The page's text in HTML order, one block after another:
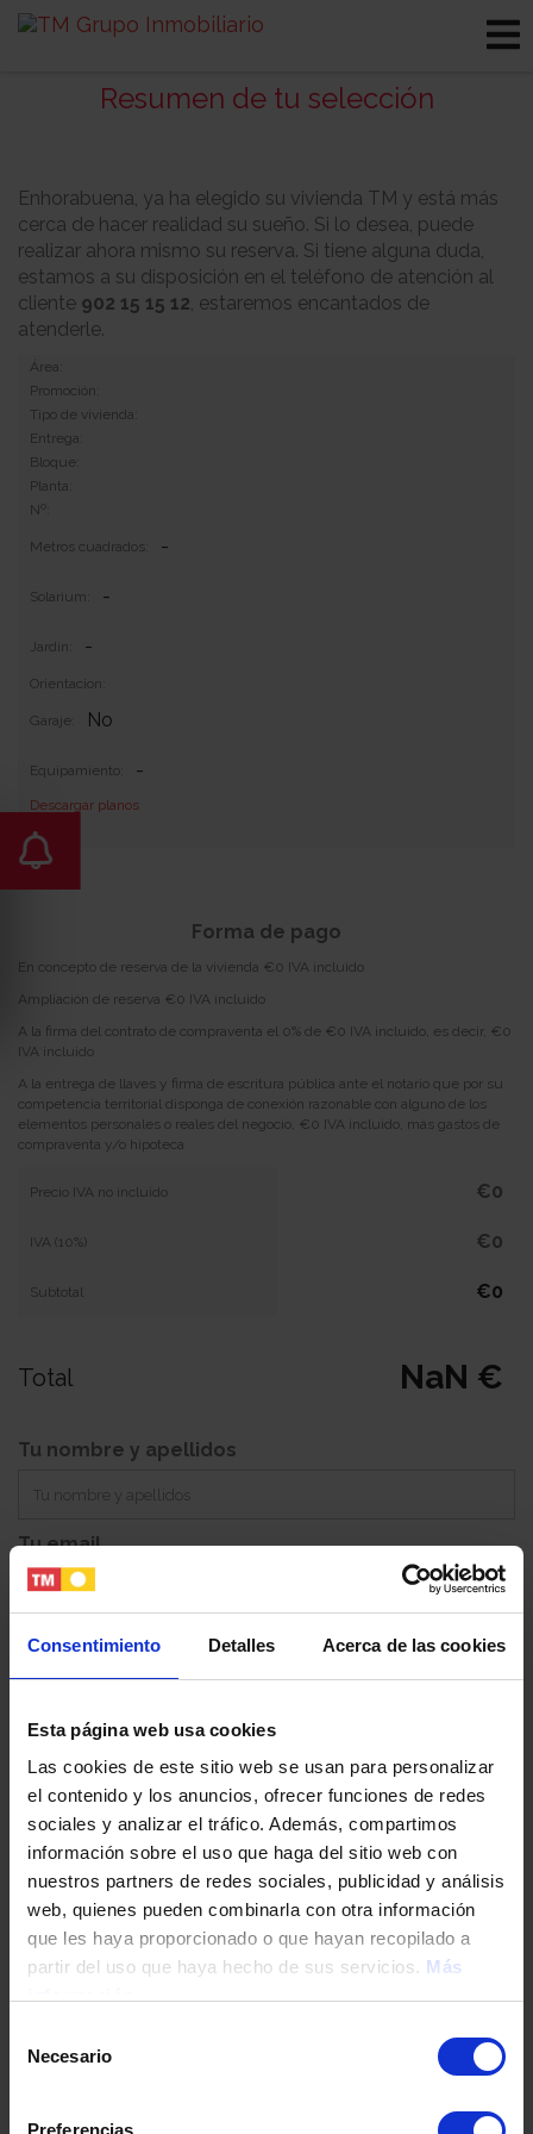
Consentimiento Detalles Acerca de las cookies
Esta página web usa cookies
Las cookies de este sitio web se usan para personalizar
el contenido y los anuncios, ofrecer funciones de redes
sociales y analizar el tráfico. Además, compartimos
información sobre el uso que haga del sitio web con
nuestros partners de redes sociales, publicidad y análisis
web, quienes pueden combinarla con otra información
que les haya proporcionado o que hayan recopilado a
partir del uso que haya hecho de sus servicios. Más
Necesario
Preferencias
Resumen de tu selección
Enhorabuena, ya ha elegido su vivienda TM y está más
cerca de hacer realidad su sueño. Si lo desea, puede
realizar ahora mismo su reserva. Si tiene alguna duda,
estamos a su disposición en el teléfono de atención al
cliente 902 15 15 12, estaremos encantados de
atenderle.
Área:
Promoción:
Tipo de vivienda:
Entrega:
Bloque:
Planta:
Nº:
Metros cuadrados: -
Solarium: -
Jardin: -
Orientacion:
Garaje: No
Equipamiento: -
Descargar planos
Incluye 0
Tu nombre y apellidos
Tu email
Tu teléfono
DNI / Pasaporte / NIE
Fecha de nacimiento
Dirección
Forma de pago
En concepto de reserva de la vivienda €0 IVA incluido
Ampliación de reserva €0 IVA incluido
A la firma del contrato de compraventa el 0% de €0 IVA incluido, es decir, €0
IVA incluido
A la entrega de llaves y firma de escritura pública ante el notario que por su
competencia territorial disponga de conexión razonable con alguno de los
elementos personales o reales del negocio, €0 IVA incluido, más gastos de
compraventa y/o hipoteca
Precio IVA no incluido €0
IVA (10%) €0
Subtotal €0
Total NaN €